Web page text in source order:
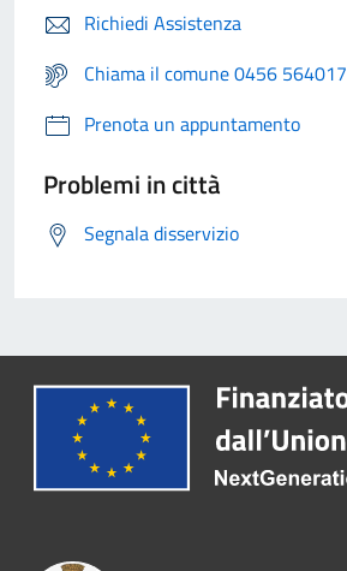
Richiedi Assistenza
Chiama il comune 0456 564017
Prenota un appuntamento
Problemi in città
Segnala disservizio